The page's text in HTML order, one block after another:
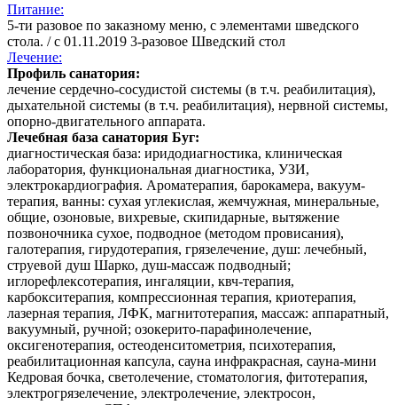
Питание:
5-ти разовое по заказному меню, с элементами шведского
стола. / с 01.11.2019 3-разовое Шведский стол
Лечение:
Профиль санатория:
лечение сердечно-сосудистой системы (в т.ч. реабилитация),
дыхательной системы (в т.ч. реабилитация), нервной системы,
опорно-двигательного аппарата.
Лечебная база санатория Буг:
диагностическая база: иридодиагностика, клиническая
лаборатория, функциональная диагностика, УЗИ,
электрокардиография. Ароматерапия, барокамера, вакуум-
терапия, ванны: сухая углекислая, жемчужная, минеральные,
общие, озоновые, вихревые, скипидарные, вытяжение
позвоночника сухое, подводное (методом провисания),
галотерапия, гирудотерапия, грязелечение, душ: лечебный,
струевой душ Шарко, душ-массаж подводный;
иглорефлексотерапия, ингаляции, квч-терапия,
карбокситерапия, компрессионная терапия, криотерапия,
лазерная терапия, ЛФК, магнитотерапия, массаж: аппаратный,
вакуумный, ручной; озокерито-парафинолечение,
оксигенотерапия, остеоденситометрия, психотерапия,
реабилитационная капсула, сауна инфракрасная, сауна-мини
Кедровая бочка, светолечение, стоматология, фитотерапия,
электрогрязелечение, электролечение, электросон,